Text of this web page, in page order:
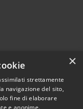
×
strettamente
navigazione del sito,
fine di elaborare
e anonime.